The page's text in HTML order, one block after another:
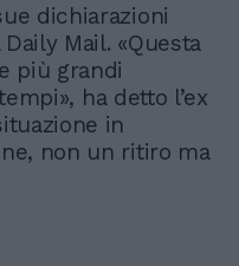
dichiarazioni
Mail. «Questa
più grandi
ha detto l’ex
in
non un ritiro ma